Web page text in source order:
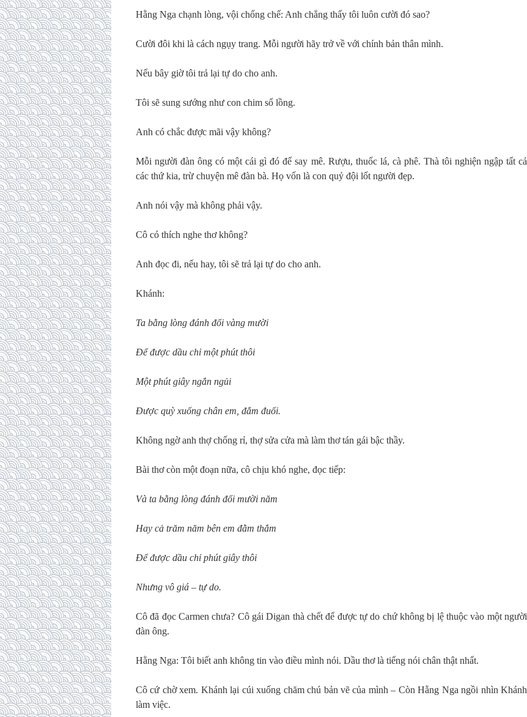
Hằng Nga chạnh lòng, vội chống chế: Anh chẳng thấy tôi luôn cười đó sao?
Cười đôi khi là cách ngụy trang. Mỗi người hãy trở về với chính bản thân mình.
Nếu bây giờ tôi trả lại tự do cho anh.
Tôi sẽ sung sướng như con chim sổ lồng.
Anh có chắc được mãi vậy không?
Mỗi người đàn ông có một cái gì đó để say mê. Rượu, thuốc lá, cà phê. Thà tôi nghiện ngập tất cả
các thứ kia, trừ chuyện mê đàn bà. Họ vốn là con quỷ đội lốt người đẹp.
Anh nói vậy mà không phải vậy.
Cô có thích nghe thơ không?
Anh đọc đi, nếu hay, tôi sẽ trả lại tự do cho anh.
Khánh:
Ta bằng lòng đánh đổi vàng mười
Để được dầu chỉ một phút thôi
Một phút giây ngắn ngủi
Được quỳ xuống chân em, đắm đuối.
Không ngờ anh thợ chống rỉ, thợ sửa cửa mà làm thơ tán gái bậc thầy.
Bài thơ còn một đoạn nữa, cô chịu khó nghe, đọc tiếp:
Và ta bằng lòng đánh đổi mười năm
Hay cả trăm năm bên em đằm thắm
Để được dầu chỉ phút giây thôi
Nhưng vô giá – tự do.
Cô đã đọc Carmen chưa? Cô gái Digan thà chết để được tự do chứ không bị lệ thuộc vào một người
đàn ông.
Hằng Nga: Tôi biết anh không tin vào điều mình nói. Dầu thơ là tiếng nói chân thật nhất.
Cô cứ chờ xem. Khánh lại cúi xuống chăm chú bản vẽ của mình – Còn Hằng Nga ngồi nhìn Khánh
làm việc.